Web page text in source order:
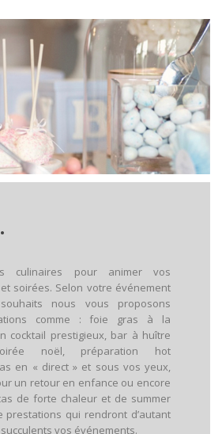
culinaires pour animer vos
soirées. Selon votre événement
nous vous proposons
comme : foie gras à la
cocktail prestigieux, bar à huître
noël, préparation hot
en « direct » et sous vos yeux,
un retour en enfance ou encore
de forte chaleur et de summer
qui rendront d’autant
vos événements.